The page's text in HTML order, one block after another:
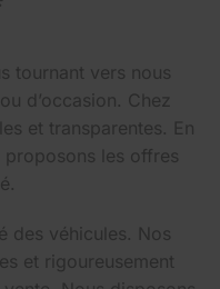
tournant vers nous
d’occasion. Chez
et transparentes. En
proposons les offres
des véhicules. Nos
et rigoureusement